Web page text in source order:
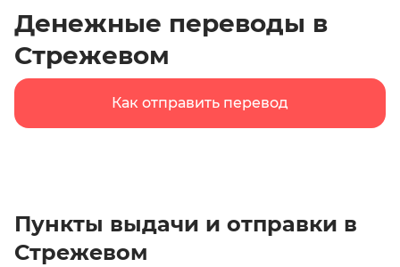
Денежные переводы в
Стрежевом
Как отправить перевод
Пункты выдачи и отправки в
Стрежевом